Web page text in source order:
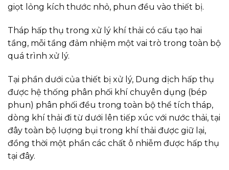
giọt lỏng kích thước nhỏ, phun đều vào thiết bị.
Tháp hấp thụ trong xử lý khí thải có cấu tạo hai
tầng, mỗi tầng đảm nhiệm một vai trò trong toàn bộ
quá trình xử lý.
Tại phần dưới của thiết bị xử lý, Dung dịch hấp thụ
được hệ thống phân phối khí chuyên dụng (bép
phun) phân phối đều trong toàn bộ thể tích tháp,
dòng khí thải đi từ dưới lên tiếp xúc với nước thải, tại
đây toàn bộ lượng bụi trong khí thải được giữ lại,
đồng thời một phần các chất ô nhiễm được hấp thụ
tại đây.